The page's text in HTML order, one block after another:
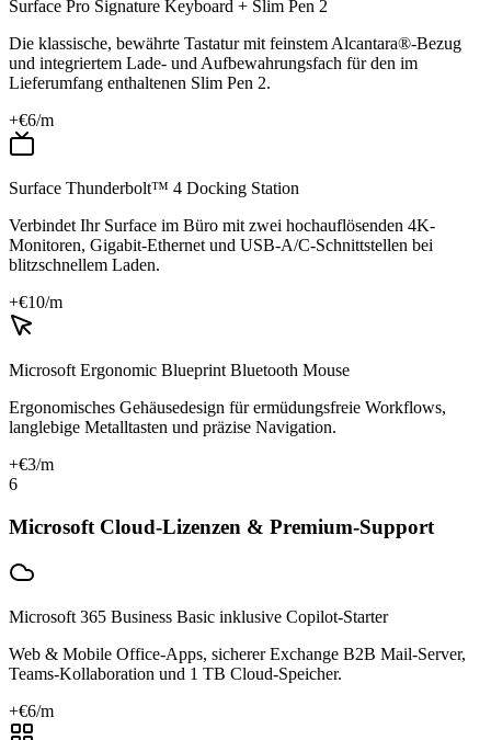
Surface Pro Signature Keyboard + Slim Pen 2
Die klassische, bewährte Tastatur mit feinstem Alcantara®-Bezug
und integriertem Lade- und Aufbewahrungsfach für den im
Lieferumfang enthaltenen Slim Pen 2.
+€6/m
Surface Thunderbolt™ 4 Docking Station
Verbindet Ihr Surface im Büro mit zwei hochauflösenden 4K-
Monitoren, Gigabit-Ethernet und USB-A/C-Schnittstellen bei
blitzschnellem Laden.
+€10/m
Microsoft Ergonomic Blueprint Bluetooth Mouse
Ergonomisches Gehäusedesign für ermüdungsfreie Workflows,
langlebige Metalltasten und präzise Navigation.
+€3/m
6
Microsoft Cloud-Lizenzen & Premium-Support
Microsoft 365 Business Basic inklusive Copilot-Starter
Web & Mobile Office-Apps, sicherer Exchange B2B Mail-Server,
Teams-Kollaboration und 1 TB Cloud-Speicher.
+€6/m